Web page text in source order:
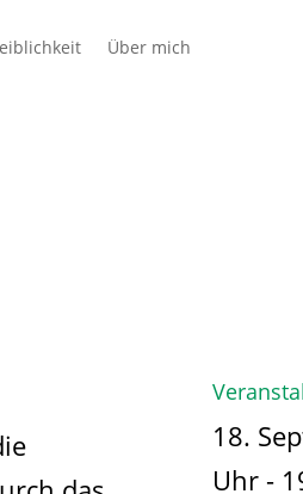
Über mich
18.
Uhr -